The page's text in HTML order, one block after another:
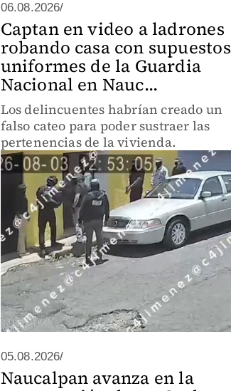
06.08.2026/
Captan en video a ladrones
robando casa con supuestos
uniformes de la Guardia
Nacional en Nauc...
Los delincuentes habrían creado un
falso cateo para poder sustraer las
pertenencias de la vivienda.
05.08.2026/
Naucalpan avanza en la